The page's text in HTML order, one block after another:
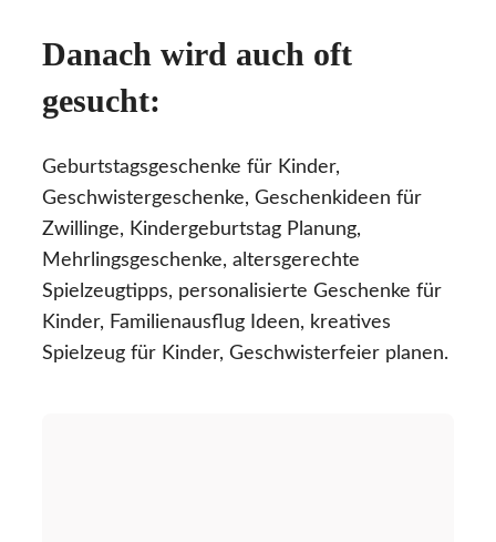
Danach wird auch oft
gesucht:
Geburtstagsgeschenke für Kinder,
Geschwistergeschenke, Geschenkideen für
Zwillinge, Kindergeburtstag Planung,
Mehrlingsgeschenke, altersgerechte
Spielzeugtipps, personalisierte Geschenke für
Kinder, Familienausflug Ideen, kreatives
Spielzeug für Kinder, Geschwisterfeier planen.